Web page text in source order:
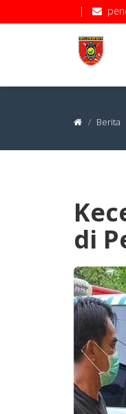
|
Berita
di